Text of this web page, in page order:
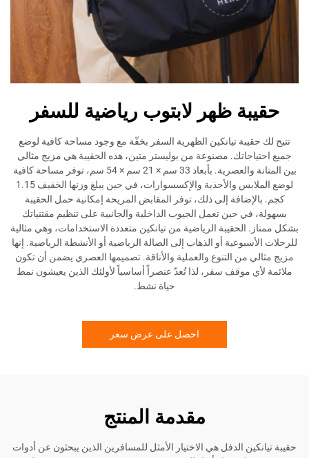
ظهر لابتوب رياضية للسفر
تيانكين الظهرية السفر بخفّة مع وجود مساحة كافية لوضع
مصنوعة من بوليستر متين، هذه الحقيبة هي مزيج مثالي
بين المتانة والعصرية. بأبعاد 33 سم × 21 سم × 54 سم، توفر مساحة كافية
لوضع الملابس والأحذية والإكسسوارات، في حين يبلغ وزنها الخفيف 1.15
إلى ذلك، توفر المقابض المريحة إمكانية حمل الحقيبة
حين تعمل الجيوب الداخلية والجانبية على تنظيم مقتنياتك
الرياضية من تيانكين متعددة الاستخدامات، وهي مثالية
أو الذهاب إلى الصالة الرياضية أو الأنشطة الرياضية. إنها
من التنوع والعملية والأناقة. تصميمها العصري يضمن أن تكون
موقف سفر، لذا تُعدّ عنصراً أساسياً لأولئك الذين يعيشون نمط
احصل على عرض سعر
مقدمة المنتج
الدفل هي الاختيار الأمثل للمسافرين الذين يبحثون عن أدوات